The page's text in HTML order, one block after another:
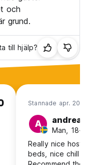
och
grund.
till hjälp?
Stannade apr. 2018
A andreas
Man, 18-
Really nice
beds, nice chill